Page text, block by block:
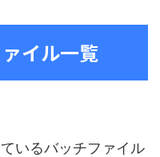
イル一覧
いるバッチファイル